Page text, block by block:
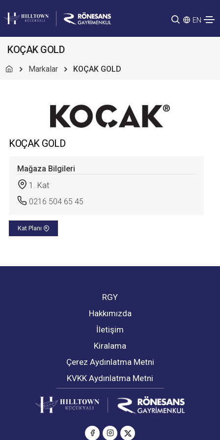
EN
KOÇAK GOLD
Markalar KOÇAK GOLD
KOÇAK GOLD
Mağaza Bilgileri
1. Kat
0216 504 65 45
Kat Planı
RGY
Hakkımızda
İletişim
Kiralama
Çerez Aydınlatma Metni
KVKK Aydınlatma Metni